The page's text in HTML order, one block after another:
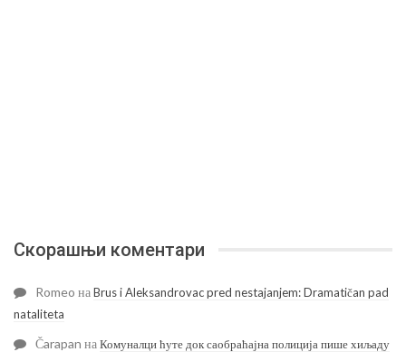
Скорашњи коментари
Romeo наBrus i Aleksandrovac pred nestajanjem: Dramatičan pad
nataliteta
Čarapan наКомуналци ћуте док саобраћајна полиција пише хиљаду